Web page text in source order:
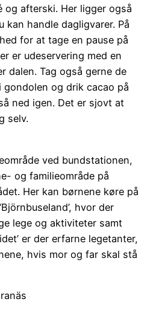
og afterski. Her ligger også
kan handle dagligvarer. På
for at tage en pause på
er udeservering med en
dalen. Tag også gerne de
gondolen og drik cacao på
ned igen. Det er sjovt at
selv.
ved bundstationen,
og familieområde på
Her kan børnene køre på
hvor der
lege og aktiviteter samt
er der erfarne legetanter,
hvis mor og far skal stå